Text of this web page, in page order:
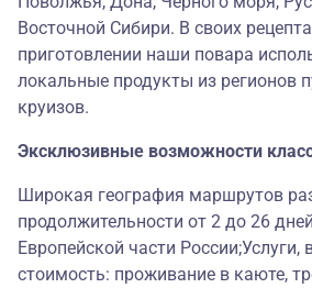
Восточной Сибири. В своих
приготовлении наши повара
локальные продукты из регионов
круизов.
Эксклюзивные возможности
Широкая география маршрутов
продолжительности от 2 до 26
Европейской части
стоимость: проживание в каюте,